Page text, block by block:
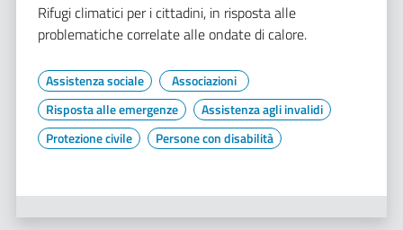
Rifugi climatici per i cittadini, in risposta alle
problematiche correlate alle ondate di calore.
Assistenza sociale
Associazioni
Risposta alle emergenze
Assistenza agli invalidi
Protezione civile
Persone con disabilità